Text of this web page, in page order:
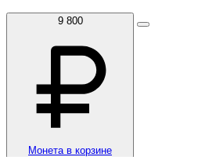
9 800
Монета в корзине